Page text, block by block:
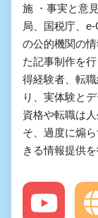
施 ・事実と意
局、国税庁、
の公的機関の
た記事制作を
得経験者、転
り、実体験と
資格や転職は
そ、過度に煽
きる情報提供